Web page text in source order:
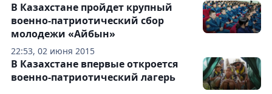
22:53, 02 июня 2015
В Казахстане пройдет крупный
военно-патриотический сбор
молодежи «Айбын»
В Казахстане впервые откроется
военно-патриотический лагерь